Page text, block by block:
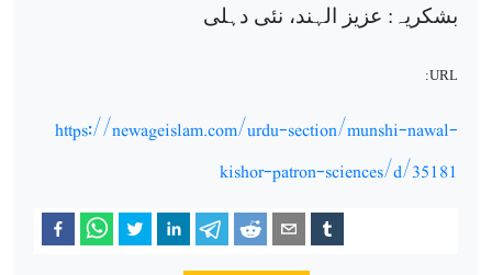
بشکریہ: عزیز الہند، نئی دہلی
URL:
https://newageislam.com/urdu-section/munshi-nawal-
kishor-patron-sciences/d/35181